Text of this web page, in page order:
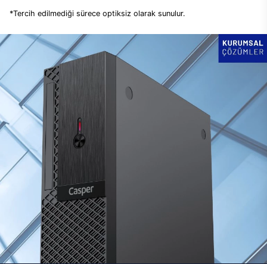
*Tercih edilmediği sürece optiksiz olarak sunulur.